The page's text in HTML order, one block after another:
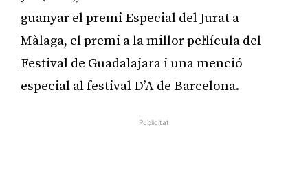
guanyar el premi Especial del Jurat a
Màlaga, el premi a la millor pel·lícula del
Festival de Guadalajara i una menció
especial al festival D’A de Barcelona.
Publicitat